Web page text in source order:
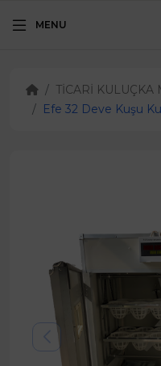
MENU
TİCARİ KULUÇKA
Efe 32 Deve Kuşu